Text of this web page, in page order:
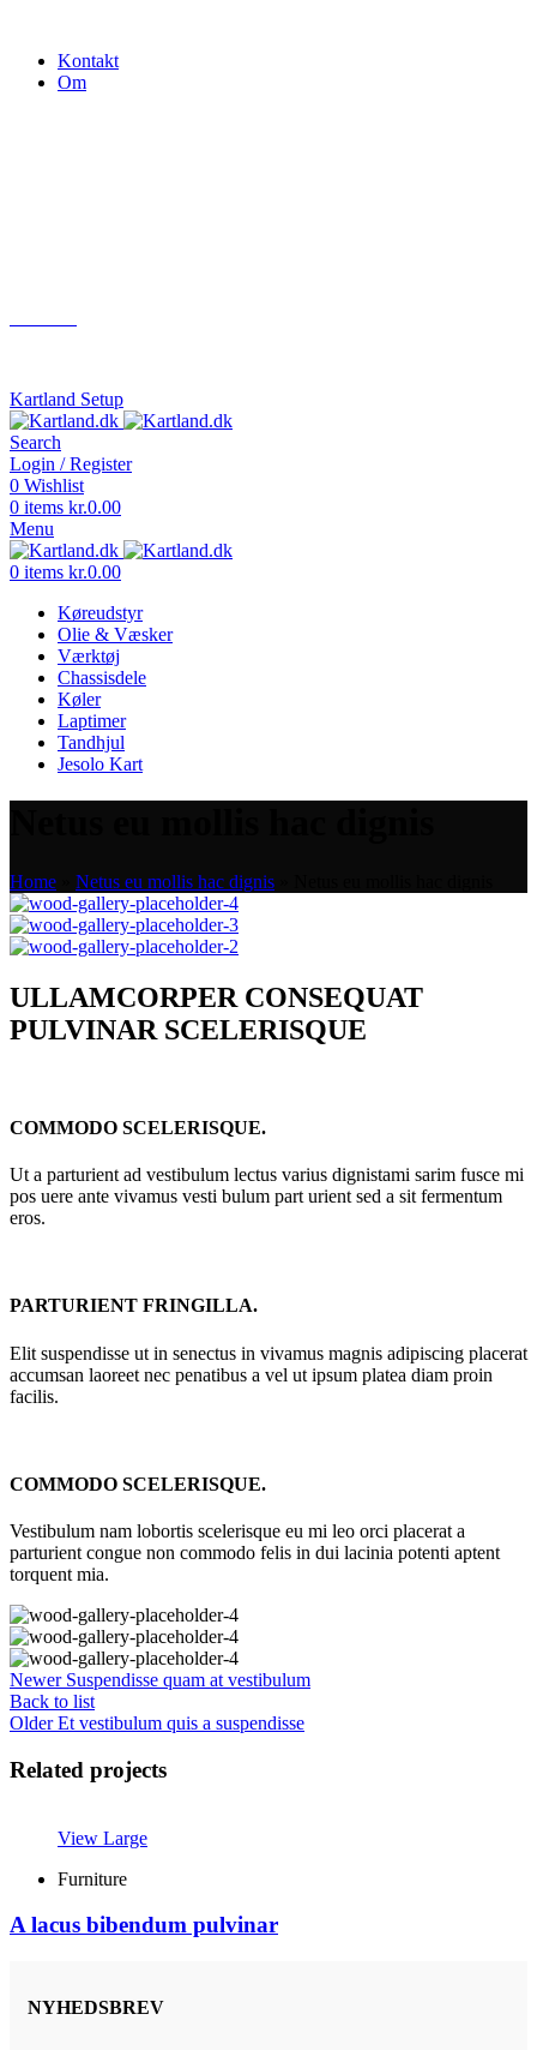
Kontakt
Om
Kartland Setup
Search
Login / Register
0 Wishlist
0 items kr.0.00
Menu
0 items kr.0.00
Køreudstyr
Olie & Væsker
Værktøj
Chassisdele
Køler
Laptimer
Tandhjul
Jesolo Kart
Home Netus eu mollis hac dignis
ULLAMCORPER CONSEQUAT
PULVINAR SCELERISQUE
COMMODO SCELERISQUE.
Ut a parturient ad vestibulum lectus varius dignistami sarim fusce mi
pos uere ante vivamus vesti bulum part urient sed a sit fermentum
eros.
PARTURIENT FRINGILLA.
Elit suspendisse ut in senectus in vivamus magnis adipiscing placerat
accumsan laoreet nec penatibus a vel ut ipsum platea diam proin
facilis.
COMMODO SCELERISQUE.
Vestibulum nam lobortis scelerisque eu mi leo orci placerat a
parturient congue non commodo felis in dui lacinia potenti aptent
torquent mia.
Newer Suspendisse quam at vestibulum
Back to list
Older Et vestibulum quis a suspendisse
Related projects
View Large
Furniture
A lacus bibendum pulvinar
NYHEDSBREV